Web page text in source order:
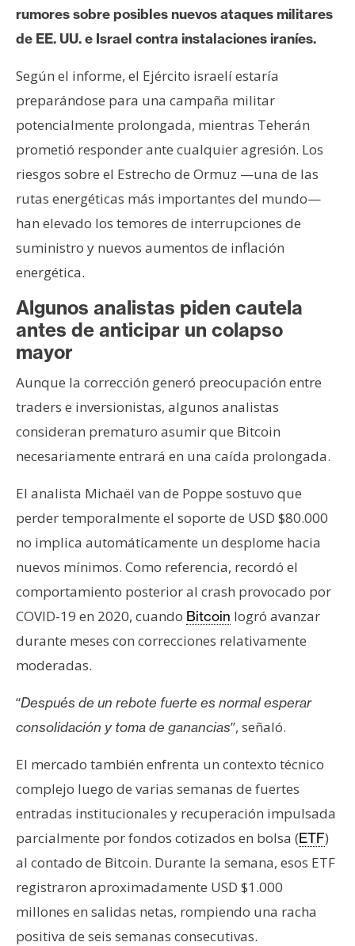
rumores sobre posibles nuevos ataques militares
de EE. UU. e Israel contra instalaciones iraníes.
Según el informe, el Ejército israelí estaría
preparándose para una campaña militar
potencialmente prolongada, mientras Teherán
prometió responder ante cualquier agresión. Los
riesgos sobre el Estrecho de Ormuz —una de las
rutas energéticas más importantes del mundo—
han elevado los temores de interrupciones de
suministro y nuevos aumentos de inflación
energética.
Algunos analistas piden cautela
antes de anticipar un colapso
mayor
Aunque la corrección generó preocupación entre
traders e inversionistas, algunos analistas
consideran prematuro asumir que Bitcoin
necesariamente entrará en una caída prolongada.
El analista Michaël van de Poppe sostuvo que
perder temporalmente el soporte de USD $80.000
no implica automáticamente un desplome hacia
nuevos mínimos. Como referencia, recordó el
comportamiento posterior al crash provocado por
COVID-19 en 2020, cuando Bitcoin logró avanzar
durante meses con correcciones relativamente
moderadas.
“Después de un rebote fuerte es normal esperar
consolidación y toma de ganancias”, señaló.
El mercado también enfrenta un contexto técnico
complejo luego de varias semanas de fuertes
entradas institucionales y recuperación impulsada
parcialmente por fondos cotizados en bolsa (ETF)
al contado de Bitcoin. Durante la semana, esos ETF
registraron aproximadamente USD $1.000
millones en salidas netas, rompiendo una racha
positiva de seis semanas consecutivas.